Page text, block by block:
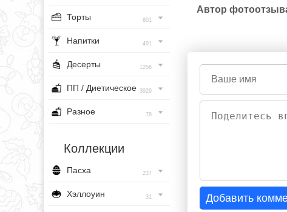
Торты 801
Напитки 491
Десерты 1256
ПП / Диетическое 3929
Разное 76
Коллекции
Пасха 237
Хэллоуин 31
Автор
Добавить